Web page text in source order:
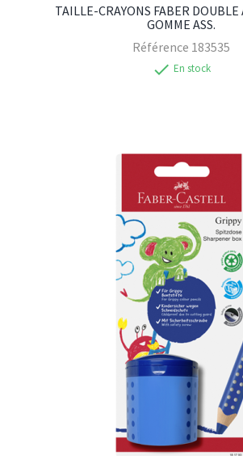
TAILLE-CRAYONS FABER DOUBLE
GOMME ASS.
Référence 183535
check En stock